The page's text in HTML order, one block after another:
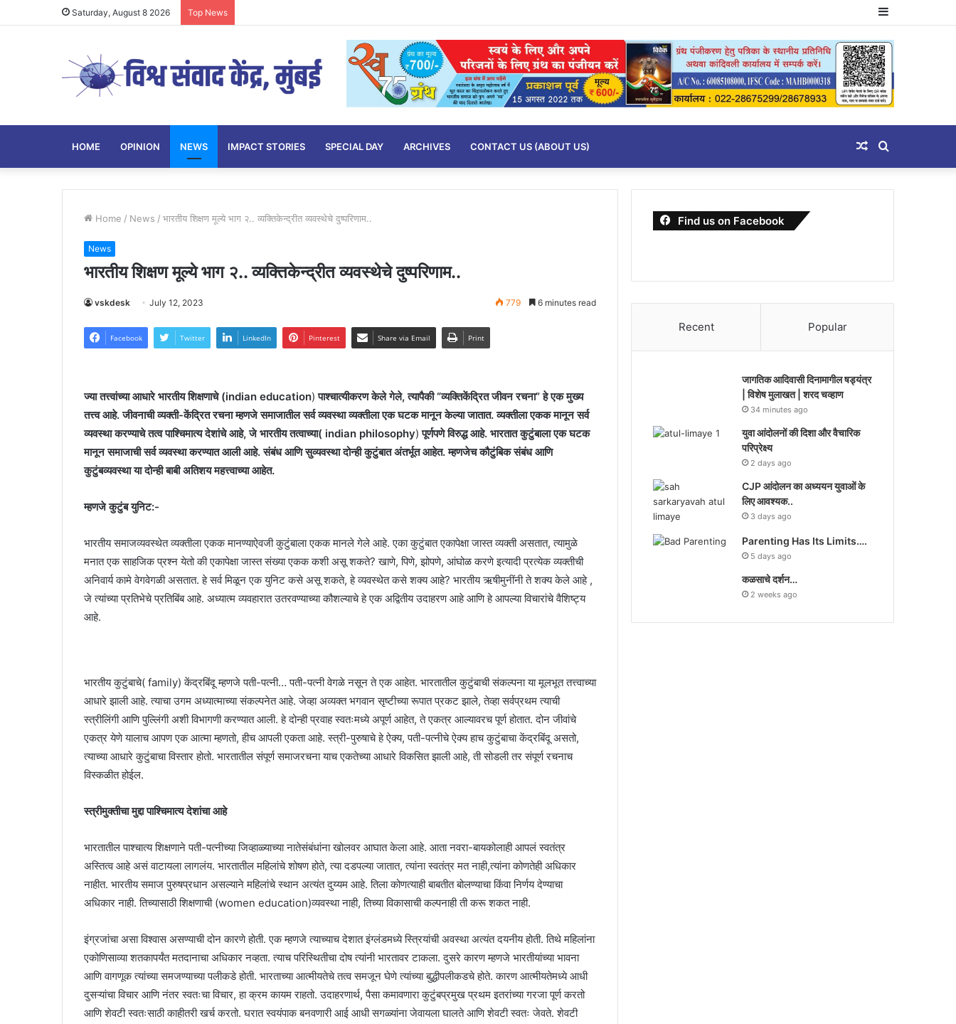
Saturday, August 8 2026 Top News Sidebar
HOME OPINION NEWS IMPACT STORIES SPECIAL DAY ARCHIVES CONTACT US (ABOUT US) Search
for
Random
Article
Home / News / भारतीय शिक्षण मूल्ये भाग २.. व्यक्तिकेन्द्रीत व्यवस्थेचे दुष्परिणाम..
News
भारतीय शिक्षण मूल्ये भाग २.. व्यक्तिकेन्द्रीत व्यवस्थेचे दुष्परिणाम..
vskdesk July 12, 2023 779 6 minutes read
Facebook Twitter LinkedIn Pinterest Share via Email Print
ज्या तत्त्वांच्या आधारे भारतीय शिक्षणाचे (indian education)पाश्चात्यीकरण केले गेले, त्यापैकी “व्यक्तिकेंद्रित जीवन रचना” हे एक मुख्य
तत्त्व आहे. जीवनाची व्यक्ती-केंद्रित रचना म्हणजे समाजातील सर्व व्यवस्था व्यक्तीला एक घटक मानून केल्या जातात. व्यक्तीला एकक मानून सर्व
व्यवस्था करण्याचे तत्व पाश्चिमात्य देशांचे आहे, जे भारतीय तत्वाच्या( indian philosophy)पूर्णपणे विरुद्ध आहे. भारतात कुटुंबाला एक घटक
मानून समाजाची सर्व व्यवस्था करण्यात आली आहे. संबंध आणि सुव्यवस्था दोन्ही कुटुंबात अंतर्भूत आहेत. म्हणजेच कौटुंबिक संबंध आणि
कुटुंबव्यवस्था या दोन्ही बाबी अतिशय महत्त्वाच्या आहेत.
म्हणजे कुटुंब युनिट:-
भारतीय समाजव्यवस्थेत व्यक्तीला एकक मानण्याऐवजी कुटुंबाला एकक मानले गेले आहे. एका कुटुंबात एकापेक्षा जास्त व्यक्ती असतात, त्यामुळे
मनात एक साहजिक प्रश्न येतो की एकापेक्षा जास्त संख्या एकक कशी असू शकते? खाणे, पिणे, झोपणे, आंघोळ करणे इत्यादी प्रत्येक व्यक्तीची
अनिवार्य कामे वेगवेगळी असतात. हे सर्व मिळून एक युनिट कसे असू शकते, हे व्यवस्थेत कसे शक्य आहे? भारतीय ऋषीमुनींनी ते शक्य केले आहे ,
जे त्यांच्या प्रतिभेचे प्रतिबिंब आहे. अध्यात्म व्यवहारात उतरवण्याच्या कौशल्याचे हे एक अद्वितीय उदाहरण आहे आणि हे आपल्या विचारांचे वैशिष्ट्य
आहे.
भारतीय कुटुंबाचे( family) केंद्रबिंदू म्हणजे पती-पत्नी… पती-पत्नी वेगळे नसून ते एक आहेत. भारतातील कुटुंबाची संकल्पना या मूलभूत तत्त्वाच्या
आधारे झाली आहे. त्याचा उगम अध्यात्माच्या संकल्पनेत आहे. जेव्हा अव्यक्त भगवान सृष्टीच्या रूपात प्रकट झाले, तेव्हा सर्वप्रथम त्याची
स्त्रीलिंगी आणि पुल्लिंगी अशी विभागणी करण्यात आली. हे दोन्ही प्रवाह स्वतःमध्ये अपूर्ण आहेत, ते एकत्र आल्यावरच पूर्ण होतात. दोन जीवांचे
एकत्र येणे यालाच आपण एक आत्मा म्हणतो, हीच आपली एकता आहे. स्त्री-पुरुषाचे हे ऐक्य, पती-पत्नीचे ऐक्य हाच कुटुंबाचा केंद्रबिंदू असतो,
त्याच्या आधारे कुटुंबाचा विस्तार होतो. भारतातील संपूर्ण समाजरचना याच एकतेच्या आधारे विकसित झाली आहे, ती सोडली तर संपूर्ण रचनाच
विस्कळीत होईल.
स्त्रीमुक्तीचा मुद्दा पाश्चिमात्य देशांचा आहे
भारतातील पाश्चात्य शिक्षणाने पती-पत्नीच्या जिव्हाळ्याच्या नातेसंबंधांना खोलवर आघात केला आहे. आता नवरा-बायकोलाही आपलं स्वतंत्र
अस्तित्व आहे असं वाटायला लागलंय. भारतातील महिलांचे शोषण होते, त्या दडपल्या जातात, त्यांना स्वतंत्र मत नाही,त्यांना कोणतेही अधिकार
नाहीत. भारतीय समाज पुरुषप्रधान असल्याने महिलांचे स्थान अत्यंत दुय्यम आहे. तिला कोणत्याही बाबतीत बोलण्याचा किंवा निर्णय देण्याचा
अधिकार नाही. तिच्यासाठी शिक्षणाची (women education)व्यवस्था नाही, तिच्या विकासाची कल्पनाही ती करू शकत नाही.
इंग्रजांचा असा विश्वास असण्याची दोन कारणे होती. एक म्हणजे त्याच्याच देशात इंग्लंडमध्ये स्त्रियांची अवस्था अत्यंत दयनीय होती. तिथे महिलांना
एकोणिसाव्या शतकापर्यंत मतदानाचा अधिकार नव्हता. त्याच परिस्थितीचा दोष त्यांनी भारतावर टाकला. दुसरे कारण म्हणजे भारतीयांच्या भावना
आणि वागणूक त्यांच्या समजण्याच्या पलीकडे होती. भारताच्या आत्मीयतेचे तत्व समजून घेणे त्यांच्या बुद्धीपलीकडचे होते. कारण आत्मीयतेमध्ये आधी
दुसऱ्यांचा विचार आणि नंतर स्वतःचा विचार, हा क्रम कायम राहतो. उदाहरणार्थ, पैसा कमावणारा कुटुंबप्रमुख प्रथम इतरांच्या गरजा पूर्ण करतो
आणि शेवटी स्वतःसाठी काहीतरी खर्च करतो. घरात स्वयंपाक बनवणारी आई आधी सगळ्यांना जेवायला घालते आणि शेवटी स्वतः जेवते. शेवटी
Find us on Facebook
Recent Popular
जागतिक आदिवासी दिनामागील षड्यंत्र
| विशेष मुलाखत | शरद चव्हाण
34 minutes ago
युवा आंदोलनों की दिशा और वैचारिक
परिप्रेक्ष्य
2 days ago
CJP आंदोलन का अध्ययन युवाओं के
लिए आवश्यक..
3 days ago
Parenting Has Its Limits….
5 days ago
कळसाचे दर्शन…
2 weeks ago